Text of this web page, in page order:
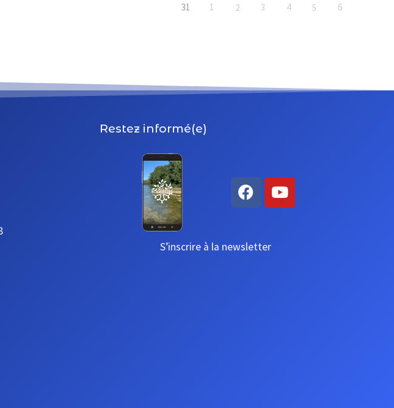
31 1 2 3 4 5 6
Restez informé(e)
S’inscrire à la newsletter